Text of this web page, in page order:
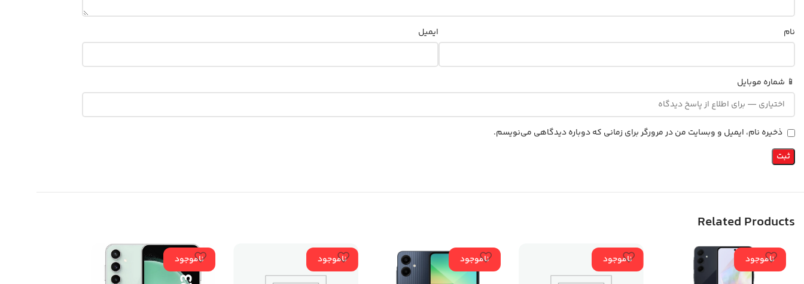
نام ایمیل
📱 شماره موبایل
ذخیره نام، ایمیل و وبسایت من در مرورگر برای زمانی که دوباره دیدگاهی می‌نویسم.
Related Products
ناموجود ناموجود ناموجود ناموجود ناموجود